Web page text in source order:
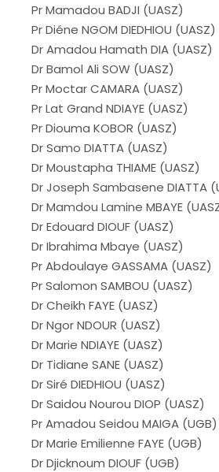
Pr Mamadou BADJI (UASZ)
Pr Diéne NGOM DIEDHIOU (UASZ)
Dr Amadou Hamath DIA (UASZ)
Dr Bamol Ali SOW (UASZ)
Pr Moctar CAMARA (UASZ)
Pr Lat Grand NDIAYE (UASZ)
Pr Diouma KOBOR (UASZ)
Dr Samo DIATTA (UASZ)
Dr Moustapha THIAME (UASZ)
Dr Joseph Sambasene DIATTA
Dr Mamdou Lamine MBAYE
Dr Edouard DIOUF (UASZ)
Dr Ibrahima Mbaye (UASZ)
Pr Abdoulaye GASSAMA (UASZ)
Pr Salomon SAMBOU (UASZ)
Dr Cheikh FAYE (UASZ)
Dr Ngor NDOUR (UASZ)
Dr Marie NDIAYE (UASZ)
Dr Tidiane SANE (UASZ)
Dr Siré DIEDHIOU (UASZ)
Dr Saidou Nourou DIOP (UASZ)
Pr Amadou Seidou MAIGA (UGB)
Dr Marie Emilienne FAYE (UGB)
Dr Djicknoum DIOUF (UGB)